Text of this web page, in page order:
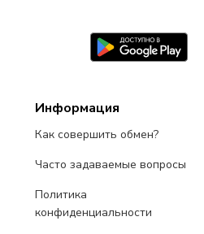
Информация
Как совершить обмен?
Часто задаваемые вопросы
Политика
конфиденциальности